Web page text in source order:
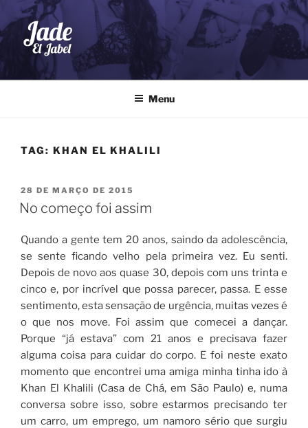
Pular
para
o
conteúdo
JADE EL JABEL
Dança do Ventre
Menu
TAG: KHAN EL KHALILI
PUBLICADO
EM
28 DE MARÇO DE 2015
No começo foi assim
Quando a gente tem 20 anos, saindo da adolescência,
se sente ficando velho pela primeira vez. Eu senti.
Depois de novo aos quase 30, depois com uns trinta e
cinco e, por incrível que possa parecer, passa. E esse
sentimento, esta sensação de urgência, muitas vezes é
o que nos move. Foi assim que comecei a dançar.
Porque “já estava” com 21 anos e precisava fazer
alguma coisa para cuidar do corpo. E foi neste exato
momento que encontrei uma amiga minha tinha ido à
Khan El Khalili (Casa de Chá, em São Paulo) e, numa
conversa sobre isso, sobre estarmos precisando ter
um carro, um emprego, um namoro sério que surgiu